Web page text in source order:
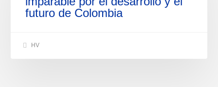
futuro de Colombia
HV